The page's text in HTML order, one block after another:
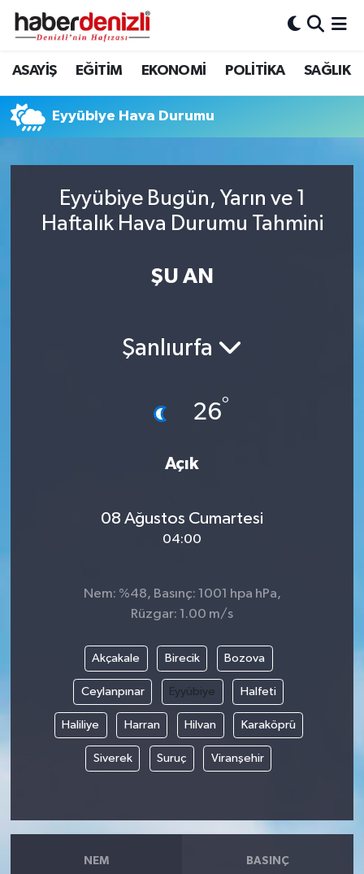
ASAYİŞ EĞİTİM EKONOMİ POLİTİKA SAĞLIK
Eyyübiye Hava Durumu
Eyyübiye Bugün, Yarın ve 1
Haftalık Hava Durumu Tahmini
ŞU AN
Şanlıurfa
26°
Açık
08 Ağustos Cumartesi
04:00
Nem: %48, Basınç: 1001 hpa hPa,
Rüzgar: 1.00 m/s
Akçakale Birecik Bozova
Ceylanpınar Eyyübiye Halfeti
Haliliye Harran Hilvan Karaköprü
Siverek Suruç Viranşehir
NEM BASINÇ
Denizli Nöbetçi Eczaneler
Tüm Manşetler
Son Dakika Haberleri